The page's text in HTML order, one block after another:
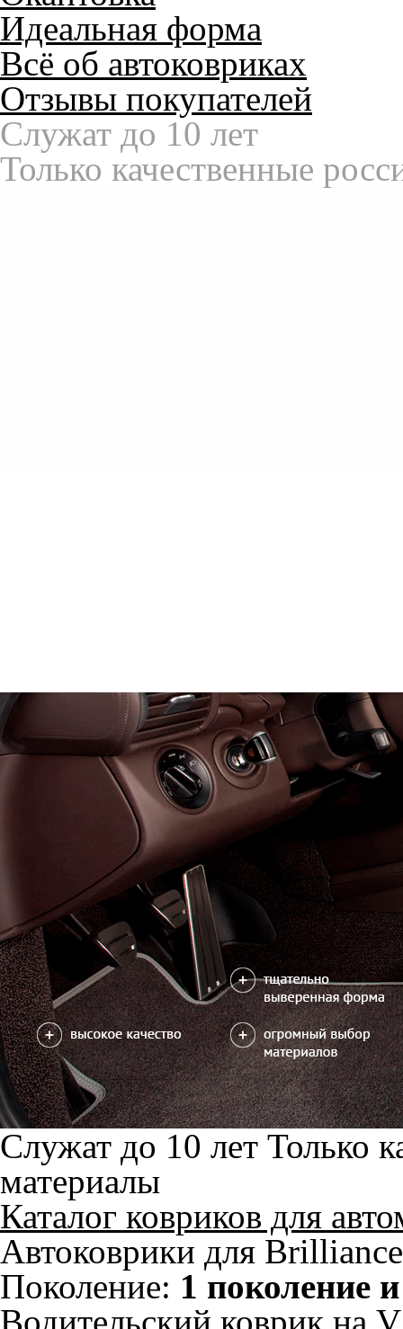
Идеальная форма
Всё об автоковриках
Отзывы покупателей
Служат до 10 лет
Только качественные
Каталог ковриков для
Автоковрики для
Поколение:1 поколение
Водительский коврик на
1) без лепестка, с
ноги
2) с лепестком,
ноги
Салон
EVA
4 коврика 2600
можете уточнить
Без лепестка
С лепестком
В корзину
Коврик на центральный тоннель
отдельно или слитно с задним
ковриком
можете уточнить
Отдельно
Слитно с левым
Слитно с правым
В корзину
Фурнитура